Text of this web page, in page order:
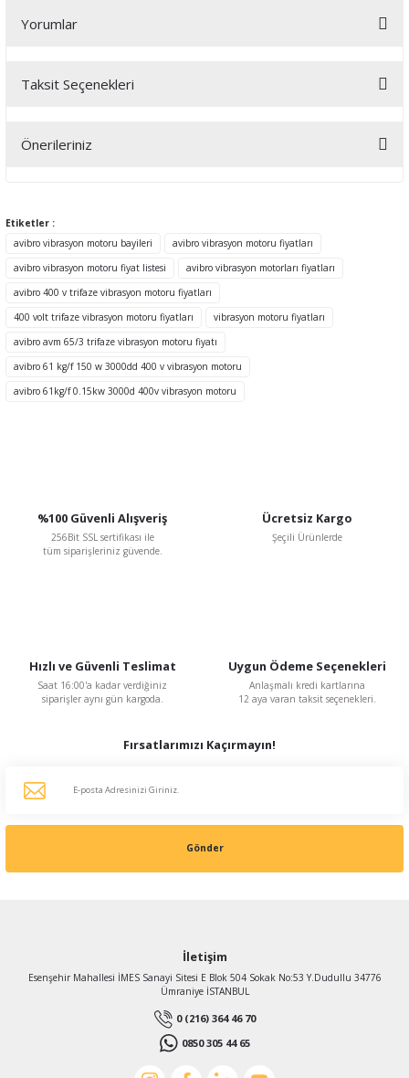
Yorumlar
Bu ürüne ilk yorumu siz yapın!
Taksit Seçenekleri
Önerileriniz
tarafımıza iletebilirsiniz.
Görüş ve önerileriniz için teşekkür ederiz.
Ürün açıklamasında eksik bilgiler bulunuyor.
Ürün bilgilerinde hatalar bulunuyor.
Ürün fiyatı diğer sitelerden daha pahalı.
Bu ürüne benzer farklı alternatifler olmalı.
Etiketler :
avibro vibrasyon motoru bayileri
avibro vibrasyon motoru fiyatları
avibro vibrasyon motoru fiyat listesi
avibro vibrasyon motorları fiyatları
avibro 400 v trifaze vibrasyon motoru fiyatları
400 volt trifaze vibrasyon motoru fiyatları
vibrasyon motoru fiyatları
avibro avm 65/3 trifaze vibrasyon motoru fiyatı
avibro 61 kg/f 150 w 3000dd 400 v vibrasyon motoru
avibro 61kg/f 0.15kw 3000d 400v vibrasyon motoru
%100 Güvenli Alışveriş
256Bit SSL sertifikası ile
tüm siparişleriniz güvende.
Ücretsiz Kargo
Şeçili Ürünlerde
Hızlı ve Güvenli Teslimat
Saat 16:00'a kadar verdiğiniz
siparişler aynı gün kargoda.
Uygun Ödeme Seçenekleri
Anlaşmalı kredi kartlarına
12 aya varan taksit seçenekleri.
Fırsatlarımızı Kaçırmayın!
Gönder
İletişim
Esenşehir Mahallesi İMES Sanayi Sitesi E Blok 504 Sokak No:53 Y.Dudullu 34776
Ümraniye İSTANBUL
0 (216) 364 46 70
0850 305 44 65